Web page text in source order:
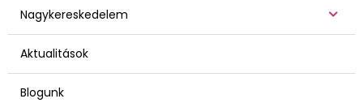
Nagykereskedelem
Aktualitások
Blogunk